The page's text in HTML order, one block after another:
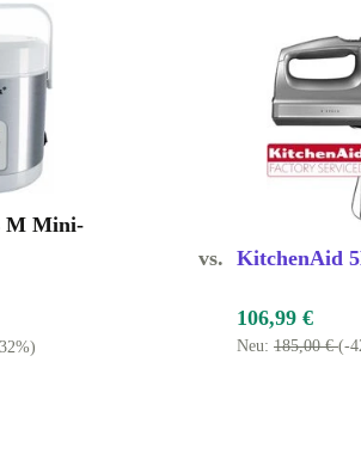
M Mini-
vs. KitchenAid
106,99 €
Neu: 185,00 €(-